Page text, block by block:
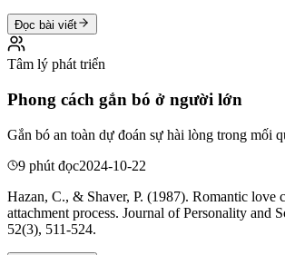
Đọc bài viết
Tâm lý phát triển
Phong cách gắn bó ở người lớn
Gắn bó an toàn dự đoán sự hài lòng trong mối
9 phút đọc2024-10-22
Hazan, C., & Shaver, P. (1987). Romantic love
attachment process. Journal of Personality and
52(3), 511-524.